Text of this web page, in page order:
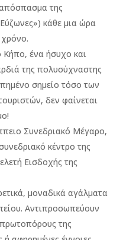
απόσπασμα της
κάθε μια ώρα
Κήπο, ένα ήσυχο και
της πολυσύχναστης
σημείο τόσο των
δεν φαίνεται
Συνεδριακό Μέγαρο,
κέντρο της
Εισδοχής της
μοναδικά αγάλματα
Αντιπροσωπεύουν
πρωτοπόρους της